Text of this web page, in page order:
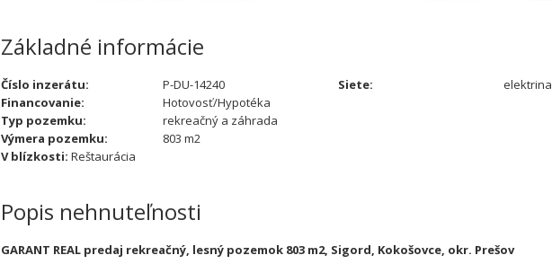
Základné informácie
Číslo inzerátu:
P-DU-14240
Financovanie:
Hotovosť/Hypotéka
Typ pozemku:
rekreačný a záhrada
Výmera pozemku:
803 m2
Siete: elektrina
V blízkosti: Reštaurácia
Popis nehnuteľnosti
GARANT REAL predaj rekreačný, lesný pozemok 803 m2, Sigord, Kokošovce, okr. Prešov